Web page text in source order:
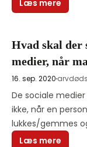
Læs mere
Hvad skal der
medier, når
16. sep. 2020 arv
De sociale
ikke, når en
lukkes/gemmes
Læs mere